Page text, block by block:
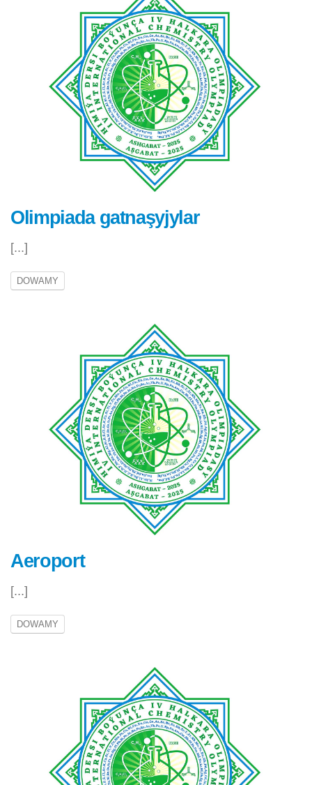
Olimpiada gatnaşyjylar
[...]
DOWAMY
Aeroport
[...]
DOWAMY